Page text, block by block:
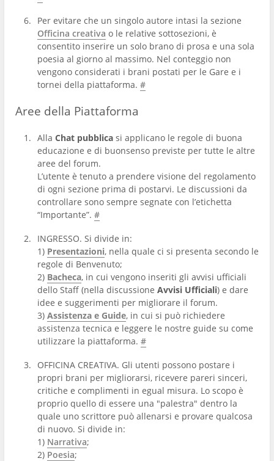
Per evitare che un singolo autore intasi la sezione
Officina creativa o le relative sottosezioni, è
consentito inserire un solo brano di prosa e una sola
poesia al giorno al massimo. Nel conteggio non
vengono considerati i brani postati per le Gare e i
tornei della piattaforma. #
Aree della Piattaforma
Alla Chat pubblica si applicano le regole di buona
educazione e di buonsenso previste per tutte le altre
aree del forum.
L’utente è tenuto a prendere visione del regolamento
di ogni sezione prima di postarvi. Le discussioni da
controllare sono sempre segnate con l’etichetta
“Importante”. #
INGRESSO. Si divide in:
1) Presentazioni, nella quale ci si presenta secondo le
regole di Benvenuto;
2) Bacheca, in cui vengono inseriti gli avvisi ufficiali
dello Staff (nella discussione Avvisi Ufficiali) e dare
idee e suggerimenti per migliorare il forum.
3) Assistenza e Guide, in cui si può richiedere
assistenza tecnica e leggere le nostre guide su come
utilizzare la piattaforma. #
OFFICINA CREATIVA. Gli utenti possono postare i
propri brani per migliorarsi, ricevere pareri sinceri,
critiche e complimenti in egual misura. Lo scopo è
proprio quello di essere una "palestra" dentro la
quale uno scrittore può allenarsi e provare qualcosa
di nuovo. Si divide in:
1) Narrativa;
2) Poesia;